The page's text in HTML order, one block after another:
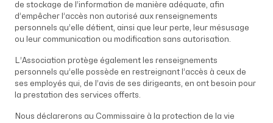
de stockage de l’information de manière adéquate, afin
d’empêcher l’accès non autorisé aux renseignements
personnels qu’elle détient, ainsi que leur perte, leur mésusage
ou leur communication ou modification sans autorisation.
L’Association protège également les renseignements
personnels qu’elle possède en restreignant l’accès à ceux de
ses employés qui, de l’avis de ses dirigeants, en ont besoin pour
la prestation des services offerts.
Nous déclarerons au Commissaire à la protection de la vie